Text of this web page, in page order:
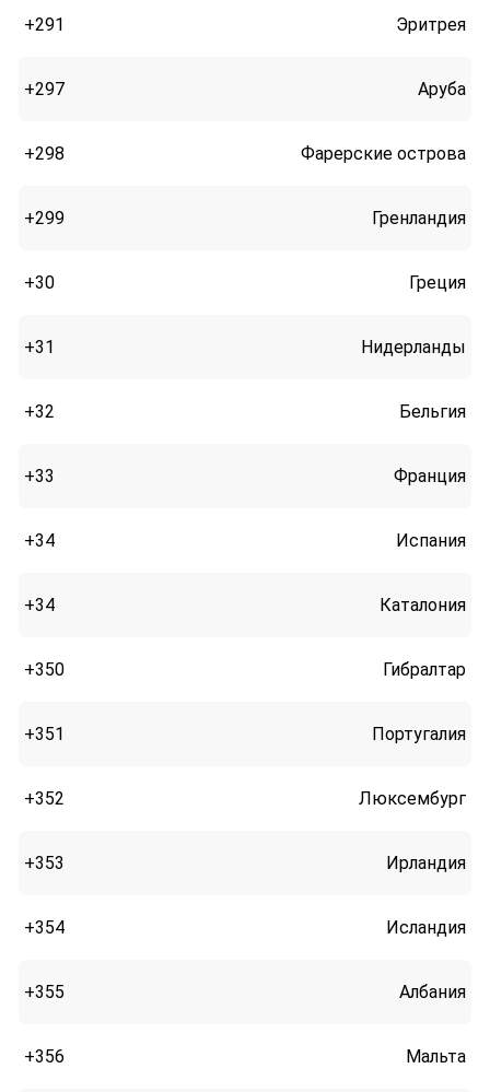
+291 Эритрея
+297 Аруба
+298 Фарерские острова
+299 Гренландия
+30 Греция
+31 Нидерланды
+32 Бельгия
+33 Франция
+34 Испания
+34 Каталония
+350 Гибралтар
+351 Португалия
+352 Люксембург
+353 Ирландия
+354 Исландия
+355 Албания
+356 Мальта